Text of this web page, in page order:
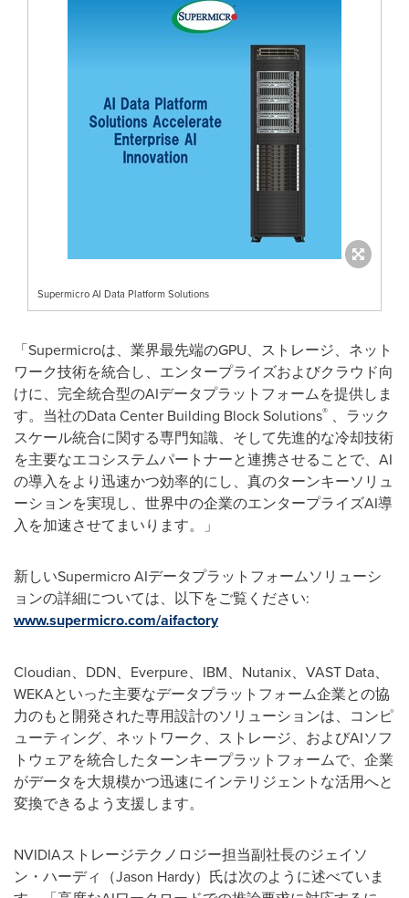
Supermicro AI Data Platform Solutions
「Supermicroは、業界最先端のGPU、ストレージ、ネット
ワーク技術を統合し、エンタープライズおよびクラウド向
けに、完全統合型のAIデータプラットフォームを提供しま
す。当社のData Center Building Block Solutions® 、ラック
スケール統合に関する専門知識、そして先進的な冷却技術
を主要なエコシステムパートナーと連携させることで、AI
の導入をより迅速かつ効率的にし、真のターンキーソリュ
ーションを実現し、世界中の企業のエンタープライズAI導
入を加速させてまいります。」
新しいSupermicro AIデータプラットフォームソリューシ
ョンの詳細については、以下をご覧ください:
www.supermicro.com/aifactory
Cloudian、DDN、Everpure、IBM、Nutanix、VAST Data、
WEKAといった主要なデータプラットフォーム企業との協
力のもと開発された専用設計のソリューションは、コンピ
ューティング、ネットワーク、ストレージ、およびAIソフ
トウェアを統合したターンキープラットフォームで、企業
がデータを大規模かつ迅速にインテリジェントな活用へと
変換できるよう支援します。
NVIDIAストレージテクノロジー担当副社長のジェイソ
ン・ハーディ（Jason Hardy）氏は次のように述べていま